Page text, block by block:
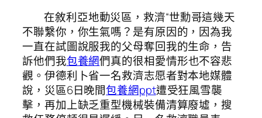
在敘利亞地動災區，救濟“世勳哥這幾天
不聯繫你，你生氣嗎？是有原因的，因為我
一直在試圖說服我的父母奪回我的生命，告
訴他們我包養網們真的很相愛情形也不容悲
觀。伊德利卜省一名救濟志愿者對本地媒體
說，災區6日晚間包養網ppt遭受狂風雪襲
擊，再加上缺乏重型機械裝備清算廢墟，搜